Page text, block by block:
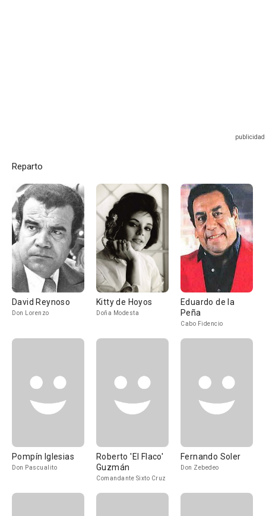
Reparto
David Reynoso
Don Lorenzo
Kitty de Hoyos
Doña Modesta
Eduardo de la
Peña
Cabo Fidencio
Pompín Iglesias
Don Pascualito
Roberto 'El Flaco'
Guzmán
Comandante Sixto Cruz
Fernando Soler
Don Zebedeo